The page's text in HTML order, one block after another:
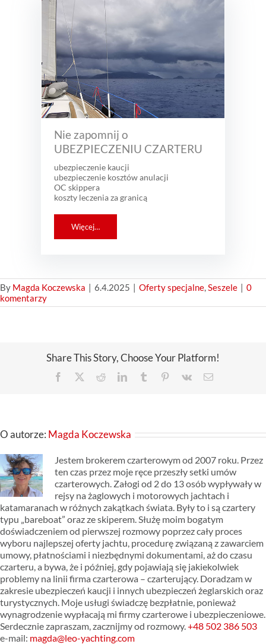
Nie zapomnij o
UBEZPIECZENIU CZARTERU
ubezpieczenie kaucji
ubezpieczenie kosztów anulacji
OC skippera
koszty leczenia za granicą
Więcej…
By Magda Koczewska 6.4.2025 Oferty specjalne,Seszele
0
komentarzy
Share This Story, Choose Your Platform!
Facebook RedditLinkedInTumblr Pinterest
Vk Email
O autorze: Magda Koczewska
Jestem brokerem czarterowym od 2007 roku. Przez
ten czas przez moje ręce przeszły setki umów
czarterowych. Załogi od 2 do 13 osób wypływały w
rejsy na żaglowych i motorowych jachtach i
katamaranach w różnych zakątkach świata. Były to i są czartery
typu „bareboat” oraz ze skiperem. Służę moim bogatym
doświadczeniem od pierwszej rozmowy poprzez cały proces
wyboru najlepszej oferty jachtu, procedurę związaną z zawarciem
umowy, płatnościami i niezbędnymi dokumentami, aż do czasu
czarteru, a bywa, że i później, gdy pojawiają się jakiekolwiek
problemy na linii firma czarterowa – czarterujący. Doradzam w
zakresie ubezpieczeń kaucji i innych ubezpieczeń żeglarskich oraz
turystycznych. Moje usługi świadczę bezpłatnie, ponieważ
wynagrodzenie wypłacają mi firmy czarterowe i ubezpieczeniowe.
Serdecznie zapraszam, zacznijmy od rozmowy. +48 502 386 503
e-mail: magda@leo-yachting.com